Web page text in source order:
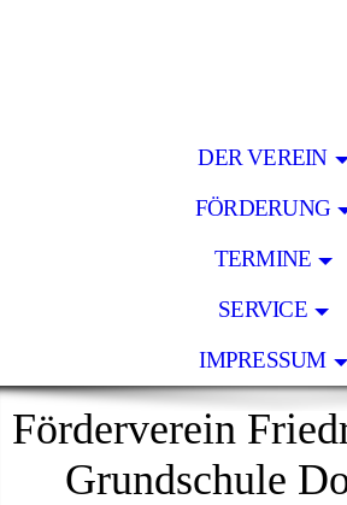
DER VEREIN
FÖRDERUNG
TERMINE
SERVICE
IMPRESSUM
Förderverein
Grundschule